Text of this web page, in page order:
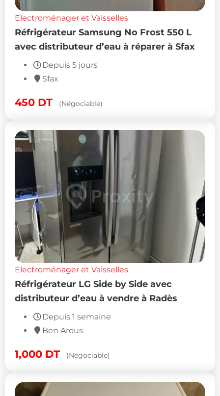
Electroménager et Vaisselles
Réfrigérateur Samsung No Frost 550 L
avec distributeur d’eau à réparer à Sfax
Depuis 5 jours
Sfax
450 DT (Négociable)
Electroménager et Vaisselles
Réfrigérateur LG Side by Side avec
distributeur d’eau à vendre à Radès
Depuis 1 semaine
Ben Arous
1,000 DT (Négociable)